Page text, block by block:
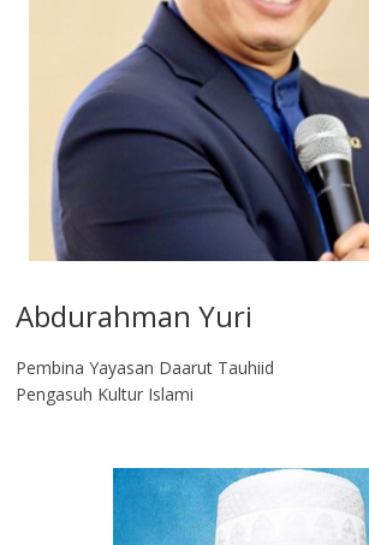
Abdurahman Yuri
Pembina Yayasan Daarut Tauhiid
Pengasuh Kultur Islami